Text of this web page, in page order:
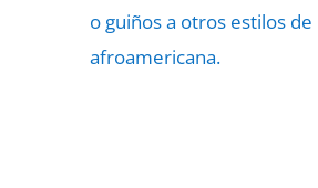
o guiños a otros estilos de
afroamericana.